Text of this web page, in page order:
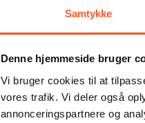
Samtykke
Denne hjemmeside bruger
Vi bruger cookies til at
vores trafik. Vi deler også
annonceringspartnere og